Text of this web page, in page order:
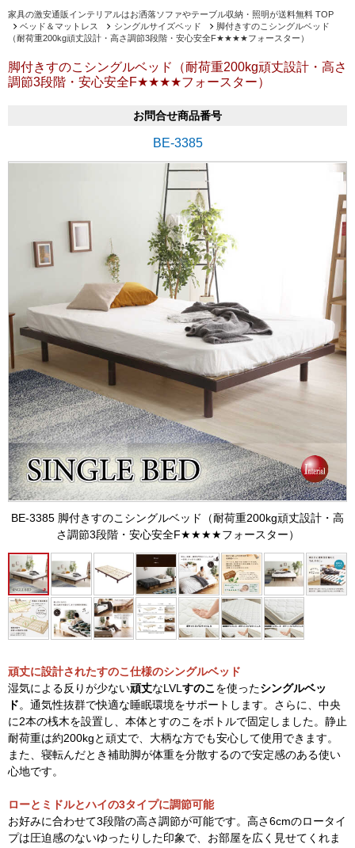
家具の激安通販インテリアルはお洒落ソファやテーブル収納・照明が送料無料 TOP
ベッド＆マットレス
シングルサイズベッド
脚付きすのこシングルベッド
（耐荷重200kg頑丈設計・高さ調節3段階・安心安全F★★★★フォースター）
脚付きすのこシングルベッド（耐荷重200kg頑丈設計・高さ
調節3段階・安心安全F★★★★フォースター）
お問合せ商品番号
BE-3385
BE-3385 脚付きすのこシングルベッド（耐荷重200kg頑丈設計・高
さ調節3段階・安心安全F★★★★フォースター）
頑丈に設計されたすのこ仕様のシングルベッド
湿気による反りが少ない頑丈なLVL すのこ を使ったシングルベッ
ド。通気性抜群で快適な睡眠環境をサポートします。さらに、中央
に2本の桟木を設置し、本体とすのこをボトルで固定しました。静止
耐荷重は約200kgと頑丈で、大柄な方でも安心して使用できます。
また、寝転んだとき補助脚が体重を分散するので安定感のある使い
心地です。
ローとミドルとハイの3タイプに調節可能
お好みに合わせて3段階の高さ調節が可能です。高さ6cmのロータイ
プは圧迫感のないゆったりした印象で、お部屋を広く見せてくれま